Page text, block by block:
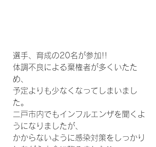
選手、育成の20名が参加!!
体調不良による棄権者が多くいたた
め、
予定よりも少なくなってしまいまし
た。
二戸市内でもインフルエンザを聞くよ
うになりましたが、
かからないように感染対策をしっかり